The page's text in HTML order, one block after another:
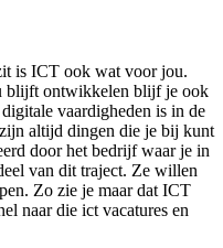
is ICT ook wat voor jou.
blijft ontwikkelen blijf je ook
vaardigheden is in de
altijd dingen die je bij kunt
door het bedrijf waar je in
van dit traject. Ze willen
Zo zie je maar dat ICT
naar die ict vacatures en